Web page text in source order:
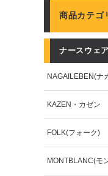
商品カテゴ
ナースウェ
NAGAILEBEN(ナ
KAZEN・カゼン
FOLK(フォーク)
MONTBLANC(モ